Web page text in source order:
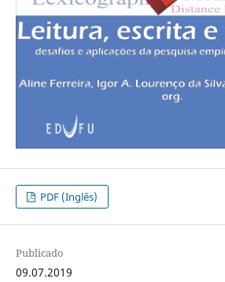
PDF (Inglês)
Publicado
09.07.2019